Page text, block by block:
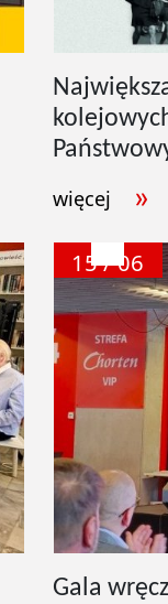
więcej
15 / 06
Gala